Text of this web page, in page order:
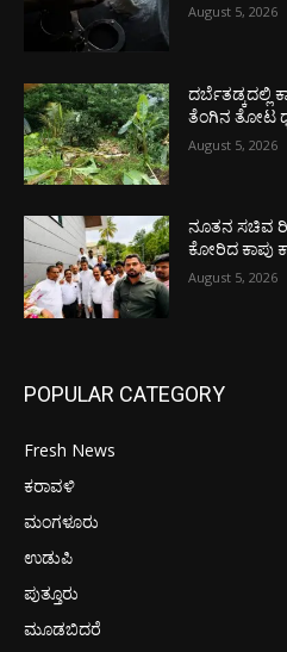
August 5, 2026
ದರ್ಬೆತಡ್ಕದಲ್ಲಿ
ತೆಂಗಿನ ತೋಟ
August 5, 2026
ನೂತನ ಸಚಿವ
ಕೋರಿದ ಕಾಪು
August 5, 2026
POPULAR CATEGORY
Fresh News
ಕರಾವಳಿ
ಮಂಗಳೂರು
ಉಡುಪಿ
ಪುತ್ತೂರು
ಮೂಡಬಿದರೆ